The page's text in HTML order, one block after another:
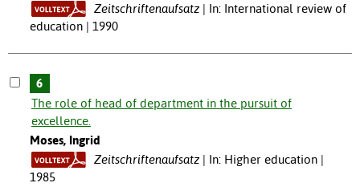
Zeitschriftenaufsatz
In: International review of
education | 1990
6
The role of head of department in the pursuit of
excellence.
Moses, Ingrid
Zeitschriftenaufsatz
In: Higher education |
1985